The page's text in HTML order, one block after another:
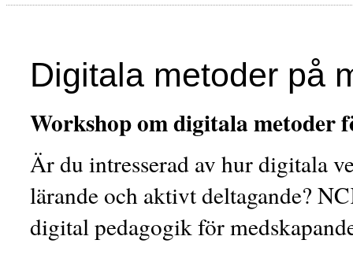
Digitala metoder på
Workshop om digitala metoder
Är du intresserad av hur digitala
lärande och aktivt deltagande?
digital pedagogik för